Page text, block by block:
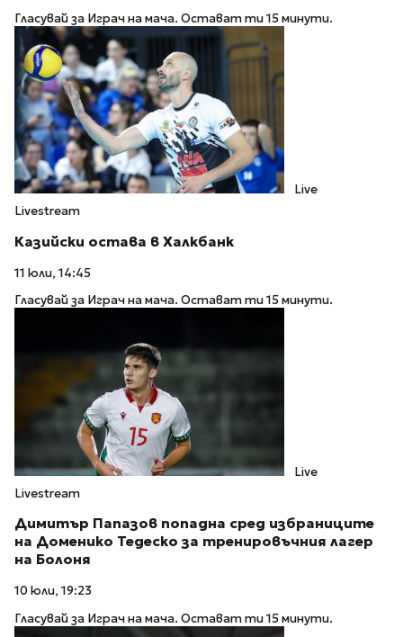
Гласувай за Играч на мача. Остават ти 15 минути.
Live
Livestream
Казийски остава в Халкбанк
11 юли, 14:45
Гласувай за Играч на мача. Остават ти 15 минути.
Live
Livestream
Димитър Папазов попадна сред избраниците
на Доменико Тедеско за тренировъчния лагер
на Болоня
10 юли, 19:23
Гласувай за Играч на мача. Остават ти 15 минути.